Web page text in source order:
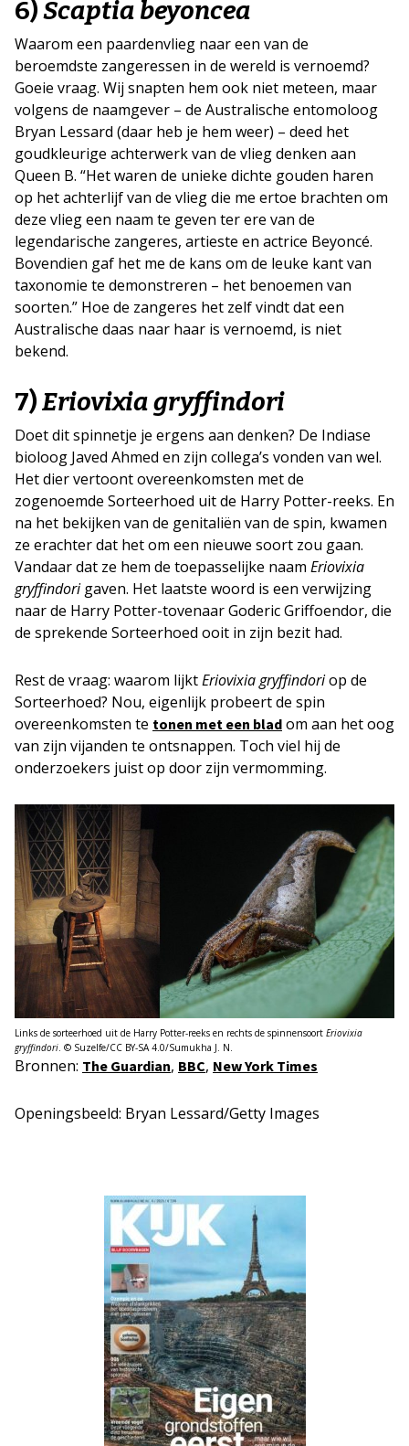
6)Scaptia beyoncea
Waarom een paardenvlieg naar een van de
beroemdste zangeressen in de wereld is vernoemd?
Goeie vraag. Wij snapten hem ook niet meteen, maar
volgens de naamgever – de Australische entomoloog
Bryan Lessard (daar heb je hem weer) – deed het
goudkleurige achterwerk van de vlieg denken aan
Queen B. “Het waren de unieke dichte gouden haren
op het achterlijf van de vlieg die me ertoe brachten om
deze vlieg een naam te geven ter ere van de
legendarische zangeres, artieste en actrice Beyoncé.
Bovendien gaf het me de kans om de leuke kant van
taxonomie te demonstreren – het benoemen van
soorten.” Hoe de zangeres het zelf vindt dat een
Australische daas naar haar is vernoemd, is niet
bekend.
7)Eriovixia gryffindori
Doet dit spinnetje je ergens aan denken? De Indiase
bioloog Javed Ahmed en zijn collega’s vonden van wel.
Het dier vertoont overeenkomsten met de
zogenoemde Sorteerhoed uit de Harry Potter-reeks. En
na het bekijken van de genitaliën van de spin, kwamen
ze erachter dat het om een nieuwe soort zou gaan.
Vandaar dat ze hem de toepasselijke naam Eriovixia
gryffindorigaven. Het laatste woord is een verwijzing
naar de Harry Potter-tovenaar Goderic Griffoendor, die
de sprekende Sorteerhoed ooit in zijn bezit had.
Rest de vraag: waarom lijktEriovixia gryffindoriop de
Sorteerhoed? Nou, eigenlijk probeert de spin
overeenkomsten te tonen met een blad om aan het oog
van zijn vijanden te ontsnappen. Toch viel hij de
onderzoekers juist op door zijn vermomming.
Links de sorteerhoed uit de Harry Potter-reeks en rechts de spinnensoort Eriovixia
gryffindori . © Suzelfe/CC BY-SA 4.0/Sumukha J. N.
Bronnen: The Guardian, BBC, New York Times
Openingsbeeld: Bryan Lessard/Getty Images